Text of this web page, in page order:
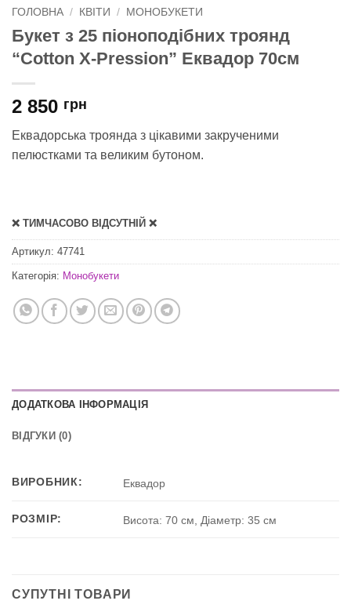
ГОЛОВНА / КВІТИ / МОНОБУКЕТИ
Букет з 25 піоноподібних троянд
“Cotton X-Pression” Еквадор 70см
2 850 грн
Еквадорська троянда з цікавими закрученими
пелюстками та великим бутоном.
❌ ТИМЧАСОВО ВІДСУТНІЙ ❌
Артикул: 47741
Категорія: Монобукети
ДОДАТКОВА ІНФОРМАЦІЯ
ВІДГУКИ (0)
ВИРОБНИК: Еквадор
РОЗМІР: Висота: 70 см, Діаметр: 35 см
СУПУТНІ ТОВАРИ